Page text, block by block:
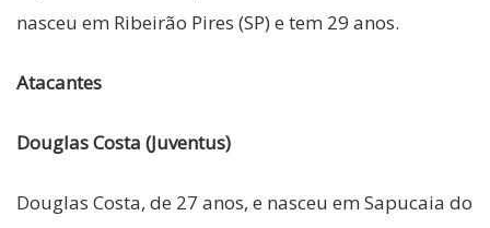
nasceu em Ribeirão Pires (SP) e tem 29 anos.
Atacantes
Douglas Costa (Juventus)
Douglas Costa, de 27 anos, e nasceu em Sapucaia do